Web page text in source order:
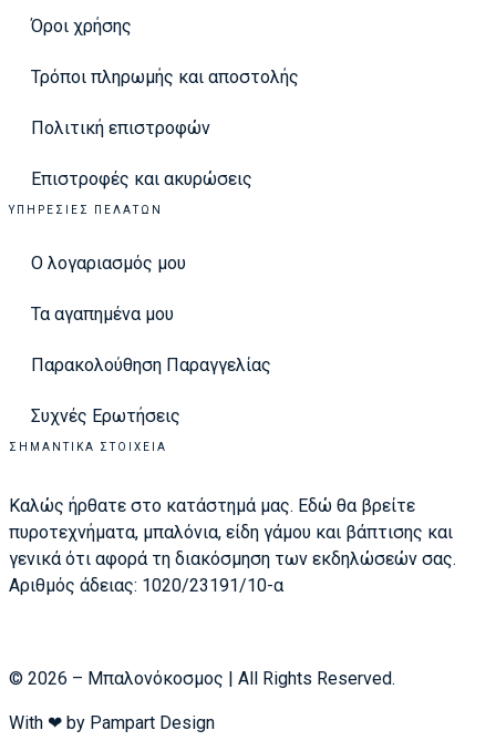
Όροι χρήσης
Τρόποι πληρωμής και αποστολής
Πολιτική επιστροφών
Επιστροφές και ακυρώσεις
ΥΠΗΡΕΣΊΕΣ ΠΕΛΑΤΏΝ
Ο λογαριασμός μου
Τα αγαπημένα μου
Παρακολούθηση Παραγγελίας
Συχνές Ερωτήσεις
ΣΗΜΑΝΤΙΚΆ ΣΤΟΙΧΕΊΑ
Καλώς ήρθατε στο κατάστημά μας. Εδώ θα βρείτε
πυροτεχνήματα, μπαλόνια, είδη γάμου και βάπτισης και
γενικά ότι αφορά τη διακόσμηση των εκδηλώσεών σας.
Αριθμός άδειας: 1020/23191/10-α
© 2026 – Μπαλονόκοσμος | All Rights Reserved.
With ❤ by Pampart Design